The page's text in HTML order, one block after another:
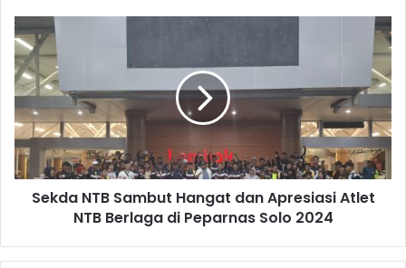
Sekda NTB Sambut Hangat dan Apresiasi Atlet
NTB Berlaga di Peparnas Solo 2024